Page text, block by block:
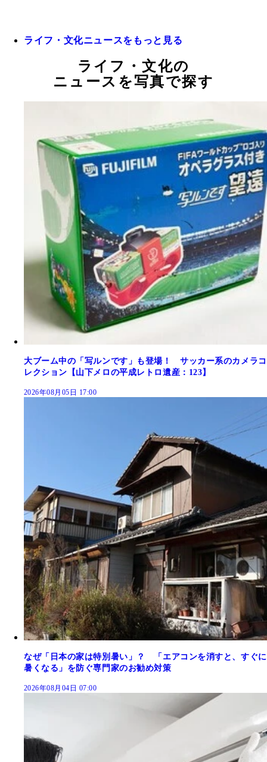
ライフ・文化ニュースをもっと見る
ライフ・文化の
ニュースを写真で探す
大ブーム中の「写ルンです」も登場！ サッカー系のカメラコ
レクション【山下メロの平成レトロ遺産：123】
2026年08月05日 17:00
なぜ「日本の家は特別暑い」？ 「エアコンを消すと、すぐに
暑くなる」を防ぐ専門家のお勧め対策
2026年08月04日 07:00